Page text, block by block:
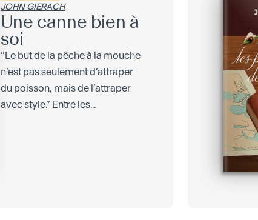
JOHN GIERACH
Une canne bien à
soi
”Le but de la pêche à la mouche
n’est pas seulement d’attraper
du poisson, mais de l’attraper
avec style.” Entre les...